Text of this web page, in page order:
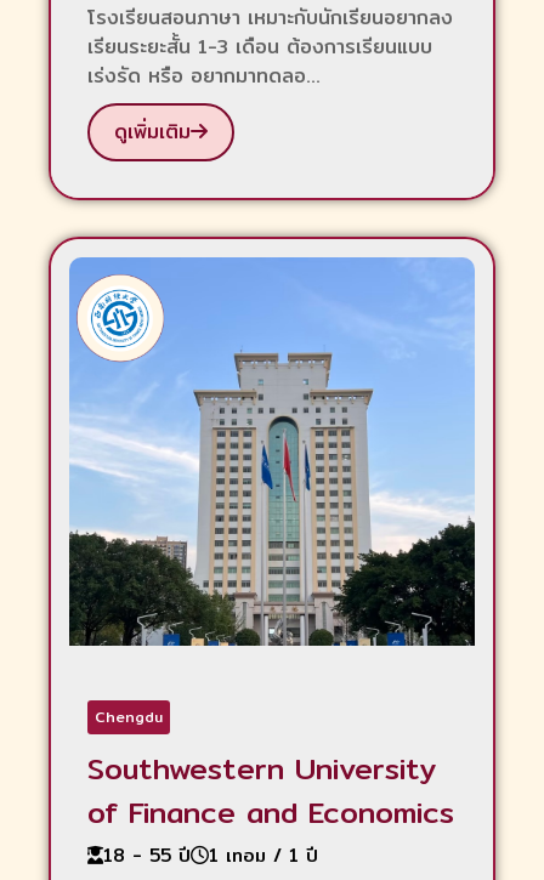
โรงเรียนสอนภาษา เหมาะกับนักเรียนอยากลง
เรียนระยะสั้น 1-3 เดือน ต้องการเรียนแบบ
เร่งรัด หรือ อยากมาทดลอ...
ดูเพิ่มเติม
Chengdu
Southwestern University
of Finance and Economics
18 - 55 ปี 1 เทอม / 1 ปี